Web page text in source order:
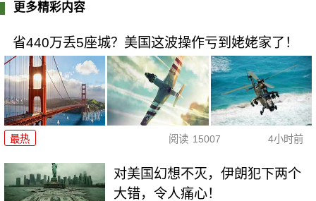
更多精彩内容
省440万丢5座城？美国这波操作亏到姥姥家了！
最热 阅读 15007 4小时前
对美国幻想不灭，伊朗犯下两个
大错，令人痛心！